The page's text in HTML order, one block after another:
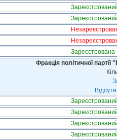
Зареєстрована
Фракція політичної